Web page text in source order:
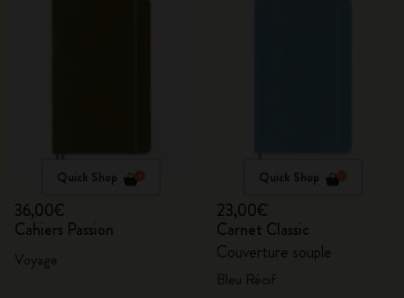
Quick Shop
36,00€
Cahiers Passion
Quick Shop
23,00€
Carnet Classic
Couverture souple